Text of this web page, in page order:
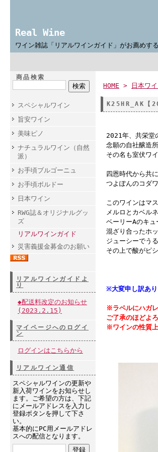
Real Wine
ワイン雑誌「リアルワインガイド」がお薦めす
商品検索
スペシャルワイン
旨安ワイン
美味ピノ
ナチュラルワイン（自然
派）
お手頃ブルゴーニュ
お手頃ボルドー
日本ワイン
RWG誌＆オリジナルグッ
ズ
リアルワインガイド
災害義援金募金のお願い
リアルワインガイドよ
り
◆配送料改定のお知らせ
(2023.2.15)
マイページへのログイ
ン
ログインはこちらから
リアルワイン通信
スペシャルワインの更新や
新入荷ワインをお知らせし
ます。ご希望の方は、下記
にメールアドレスを入力し
登録ボタンを押して下さ
い。
基本的にPC用メールアドレ
スへの配信となります。
HOME > 日本ワ
K25HR_AK【
2021年、共栄堂
念願の自社醸造
その名も室伏ワイ
四恩時代から共
つよぽんのコダ
このワインはマ
メルロとカベル
ベーリーAのキ
混ざり合ったホ
ジューシーでう
その上で酸がピ
※大変申し訳あり
※ラベルにハガ
ご了承のほどよ
※ワインの性質